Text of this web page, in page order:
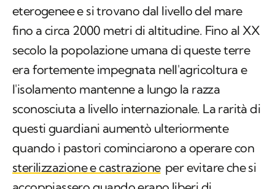
eterogenee e si trovano dal livello del mare
fino a circa 2000 metri di altitudine. Fino al XX
secolo la popolazione umana di queste terre
era fortemente impegnata nell'agricoltura e
l'isolamento mantenne a lungo la razza
sconosciuta a livello internazionale. La rarità di
questi guardiani aumentò ulteriormente
quando i pastori cominciarono a operare con
sterilizzazione e castrazione per evitare che si